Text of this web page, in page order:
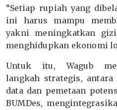
“Setiap rupiah yang
ini harus mampu
yakni meningkatkan
menghidupkan ekonomi
Untuk itu, Wagub
langkah strategis,
data dan pemetaan
BUMDes,